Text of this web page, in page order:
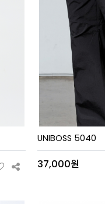
UNIBOSS 5040
37,000원